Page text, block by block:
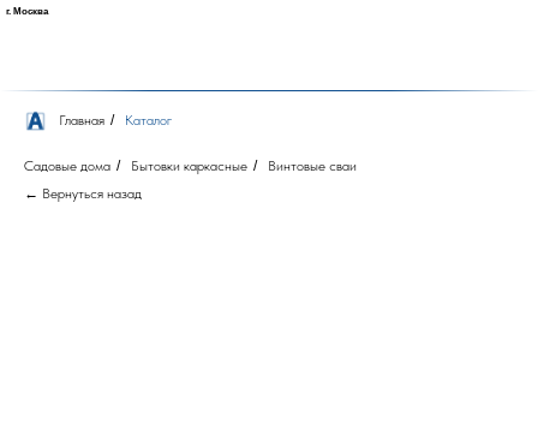
г. Москва
Главная / Каталог
Садовые дома / Бытовки каркасные /
Винтовые сваи
← Вернуться назад